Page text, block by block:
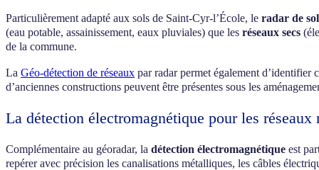
Particulièrement adapté aux sols de Saint-Cyr-l’École, le radar de
(eau potable, assainissement, eaux pluviales) que les réseaux secs
de la commune.
La Géo-détection de réseaux par radar permet également d’identifier
d’anciennes constructions peuvent être présentes sous les
La détection électromagnétique pour les réseaux
Complémentaire au géoradar, la détection électromagnétique est
repérer avec précision les canalisations métalliques, les câbles